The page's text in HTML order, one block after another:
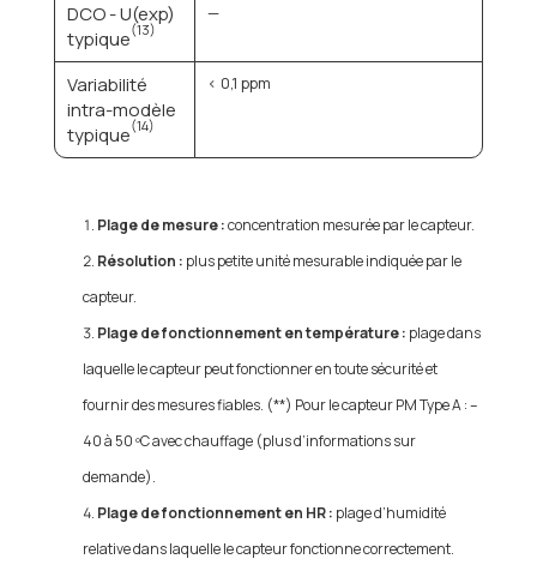
DCO - U(exp)
typique(13)
—
Variabilité
intra-modèle
typique(14)
< 0,1 ppm
Plage de mesure :concentration mesurée par le capteur.
Résolution : plus petite unité mesurable indiquée par le
capteur.
Plage de fonctionnement en température : plage dans
laquelle le capteur peut fonctionner en toute sécurité et
fournir des mesures fiables. (**) Pour le capteur PM Type A : –
40 à 50 ºC avec chauffage (plus d’informations sur
demande).
Plage de fonctionnement en HR : plage d’humidité
relative dans laquelle le capteur fonctionne correctement.